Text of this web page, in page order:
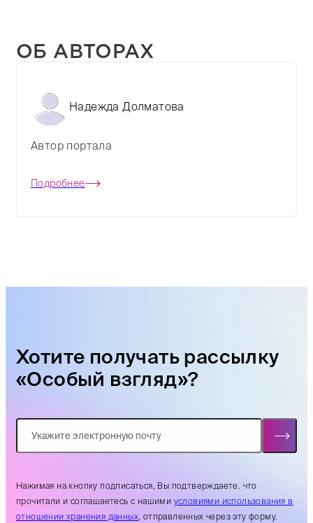
ОБ АВТОРАХ
Надежда Долматова
Автор портала
Подробнее
Хотите получать рассылку
«Особый взгляд»?
Нажимая на кнопку подписаться, Вы подтверждаете. что
прочитали и соглашаетесь с нашими условиями использования в
отношении хранения данных, отправленных через эту форму.